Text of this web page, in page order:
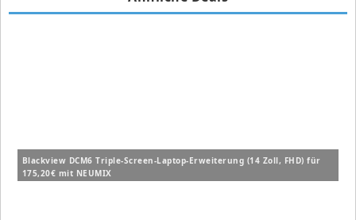
Blackview DCM6 Triple-Screen-Laptop-Erweiterung (14 Zoll, FHD) für
175,20€ mit NEUMIX